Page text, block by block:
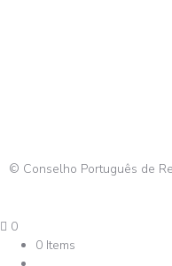
© Conselho Português de
0
0 Items